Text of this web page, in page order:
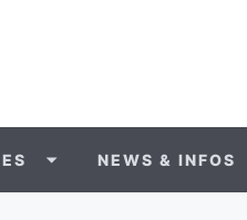
NEWS & INFOS